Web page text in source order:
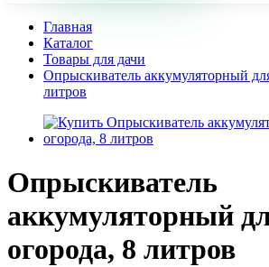
Главная
Каталог
Товары для дачи
Опрыскиватель аккумуляторный
литров
Опрыскиватель
аккумуляторный
огорода, 8 литров